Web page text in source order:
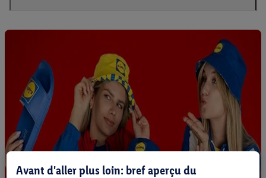
Avant d'aller plus loin: bref aperçu du